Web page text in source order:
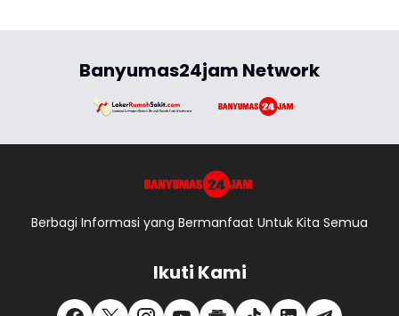
Banyumas24jam Network
Berbagi Informasi yang Bermanfaat Untuk Kita Semua
Ikuti Kami